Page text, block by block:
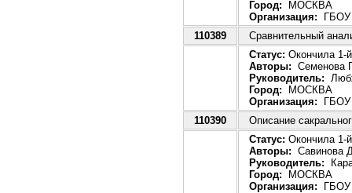
Город: МОСКВА
Организация: ГБОУ
110389
Сравнительный
Статус: Окончила 1-
Авторы: Семенова
Руководитель:
Город: МОСКВА
Организация: ГБОУ
110390
Описание
Статус: Окончила 1-
Авторы: Савинова
Руководитель:
Город: МОСКВА
Организация: ГБОУ